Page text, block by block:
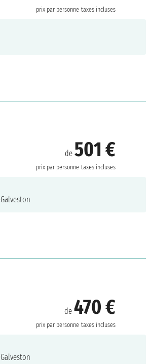
prix par personne taxes incluses
de501 €
prix par personne taxes incluses
Galveston
de470 €
prix par personne taxes incluses
Galveston